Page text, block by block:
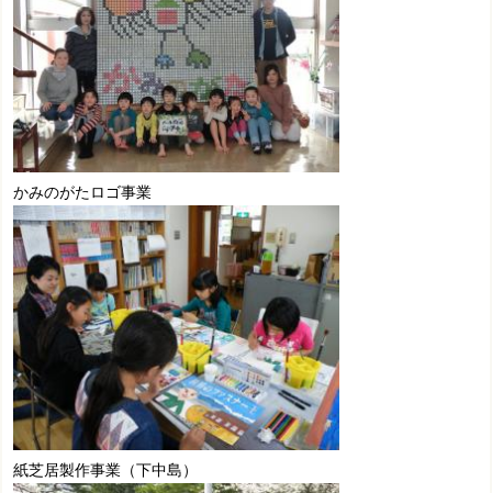
かみのがたロゴ事業
紙芝居製作事業（下中島）